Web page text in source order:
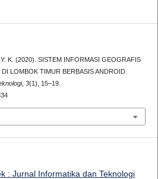
K. (2020). SISTEM INFORMASI GEOGRAFIS
LOMBOK TIMUR BERBASIS ANDROID.
, 3(1), 15–19.
: Jurnal Informatika dan Teknologi